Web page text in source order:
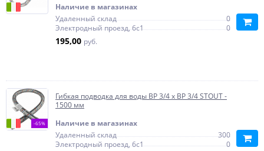
Наличие в магазинах
Удаленный склад
0
Электродный проезд, 6с1
0
195,00 руб.
-65%
Гибкая подводка для воды ВР 3/4 х ВР 3/4 STOUT -
1500 мм
Наличие в магазинах
Удаленный склад
300
Электродный проезд, 6с1
0